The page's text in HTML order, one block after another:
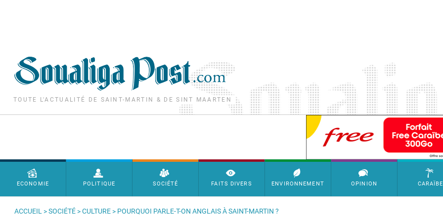
TOUTE L'ACTUALITÉ DE SAINT-MARTIN & DE SINT MAARTEN
SimpleAds Block Bannière
Menu principal
ECONOMIE POLITIQUE SOCIÉTÉ FAITS DIVERS ENVIRONNEMENT OPINION CARAÏBE
ACCUEIL >SOCIÉTÉ >CULTURE > POURQUOI PARLE-T-ON ANGLAIS À SAINT-MARTIN ?